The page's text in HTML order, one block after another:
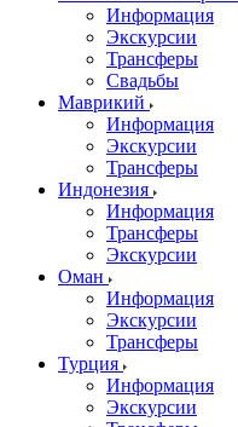
Информация
Экскурсии
Трансферы
Свадьбы
Маврикий
Информация
Экскурсии
Трансферы
Индонезия
Информация
Трансферы
Экскурсии
Оман
Информация
Экскурсии
Трансферы
Турция
Информация
Экскурсии